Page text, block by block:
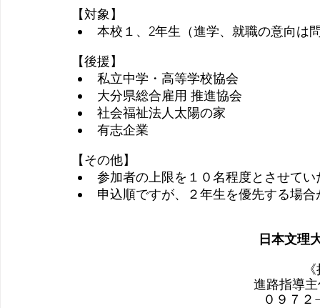
【対象】
本校１、2年生（進学、就職の意向は
【後援】
私立中学・高等学校協会
大分県総合雇用 推進協会
社会福祉法人太陽の家
有志企業
【その他】
参加者の上限を１０名程度とさせて
申込順ですが、２年生を優先する場
日本文理
進路指導
０９７